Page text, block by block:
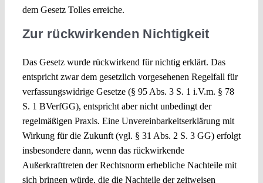
dem Gesetz Tolles erreiche.
Zur rückwirkenden Nichtigkeit
Das Gesetz wurde rückwirkend für nichtig erklärt. Das
entspricht zwar dem gesetzlich vorgesehenen Regelfall für
verfassungswidrige Gesetze (§ 95 Abs. 3 S. 1 i.V.m. § 78
S. 1 BVerfGG), entspricht aber nicht unbedingt der
regelmäßigen Praxis. Eine Unvereinbarkeitserklärung mit
Wirkung für die Zukunft (vgl. § 31 Abs. 2 S. 3 GG) erfolgt
insbesondere dann, wenn das rückwirkende
Außerkrafttreten der Rechtsnorm erhebliche Nachteile mit
sich bringen würde, die die Nachteile der zeitweisen